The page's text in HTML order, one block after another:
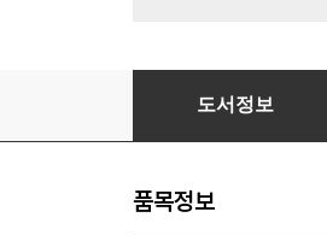
내가 주를 사랑하나이다
도서정보
품목정보